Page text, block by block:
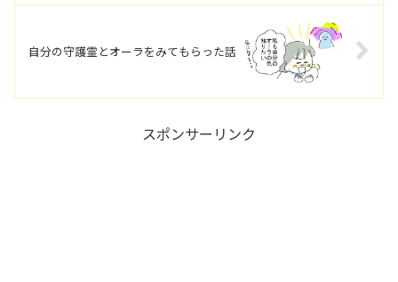
自分の守護霊とオーラをみてもらった話
スポンサーリンク